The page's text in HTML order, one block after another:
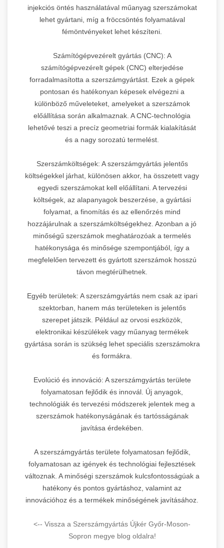
injekciós öntés használatával műanyag szerszámokat
lehet gyártani, míg a fröccsöntés folyamatával
fémöntvényeket lehet készíteni.
Számítógépvezérelt gyártás (CNC): A
számítógépvezérelt gépek (CNC) elterjedése
forradalmasította a szerszámgyártást. Ezek a gépek
pontosan és hatékonyan képesek elvégezni a
különböző műveleteket, amelyeket a szerszámok
előállítása során alkalmaznak. A CNC-technológia
lehetővé teszi a precíz geometriai formák kialakítását
és a nagy sorozatú termelést.
Szerszámköltségek: A szerszámgyártás jelentős
költségekkel járhat, különösen akkor, ha összetett vagy
egyedi szerszámokat kell előállítani. A tervezési
költségek, az alapanyagok beszerzése, a gyártási
folyamat, a finomítás és az ellenőrzés mind
hozzájárulnak a szerszámköltségekhez. Azonban a jó
minőségű szerszámok meghatározóak a termelés
hatékonysága és minősége szempontjából, így a
megfelelően tervezett és gyártott szerszámok hosszú
távon megtérülhetnek.
Egyéb területek: A szerszámgyártás nem csak az ipari
szektorban, hanem más területeken is jelentős
szerepet játszik. Például az orvosi eszközök,
elektronikai készülékek vagy műanyag termékek
gyártása során is szükség lehet speciális szerszámokra
és formákra.
Evolúció és innováció: A szerszámgyártás területe
folyamatosan fejlődik és innovál. Új anyagok,
technológiák és tervezési módszerek jelentek meg a
szerszámok hatékonyságának és tartósságának
javítása érdekében.
A szerszámgyártás területe folyamatosan fejlődik,
folyamatosan az igények és technológiai fejlesztések
változnak. A minőségi szerszámok kulcsfontosságúak a
hatékony és pontos gyártáshoz, valamint az
innovációhoz és a termékek minőségének javításához.
<-- Vissza a Szerszámgyártás Újkér Győr-Moson-
Sopron megye blog oldalra!